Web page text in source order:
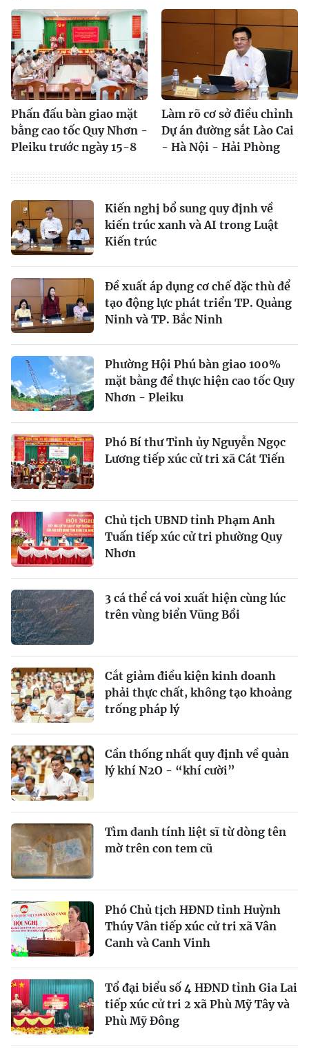
Phấn đấu bàn giao mặt
bằng cao tốc Quy Nhơn -
Pleiku trước ngày 15-8
Làm rõ cơ sở điều chỉnh
Dự án đường sắt Lào Cai
- Hà Nội - Hải Phòng
Kiến nghị bổ sung quy định về
kiến trúc xanh và AI trong Luật
Kiến trúc
Đề xuất áp dụng cơ chế đặc thù để
tạo động lực phát triển TP. Quảng
Ninh và TP. Bắc Ninh
Phường Hội Phú bàn giao 100%
mặt bằng để thực hiện cao tốc Quy
Nhơn - Pleiku
Phó Bí thư Tỉnh ủy Nguyễn Ngọc
Lương tiếp xúc cử tri xã Cát Tiến
Chủ tịch UBND tỉnh Phạm Anh
Tuấn tiếp xúc cử tri phường Quy
Nhơn
3 cá thể cá voi xuất hiện cùng lúc
trên vùng biển Vũng Bồi
Cắt giảm điều kiện kinh doanh
phải thực chất, không tạo khoảng
trống pháp lý
Cần thống nhất quy định về quản
lý khí N2O - “khí cười”
Tìm danh tính liệt sĩ từ dòng tên
mờ trên con tem cũ
Phó Chủ tịch HĐND tỉnh Huỳnh
Thúy Vân tiếp xúc cử tri xã Vân
Canh và Canh Vinh
Tổ đại biểu số 4 HĐND tỉnh Gia Lai
tiếp xúc cử tri 2 xã Phù Mỹ Tây và
Phù Mỹ Đông